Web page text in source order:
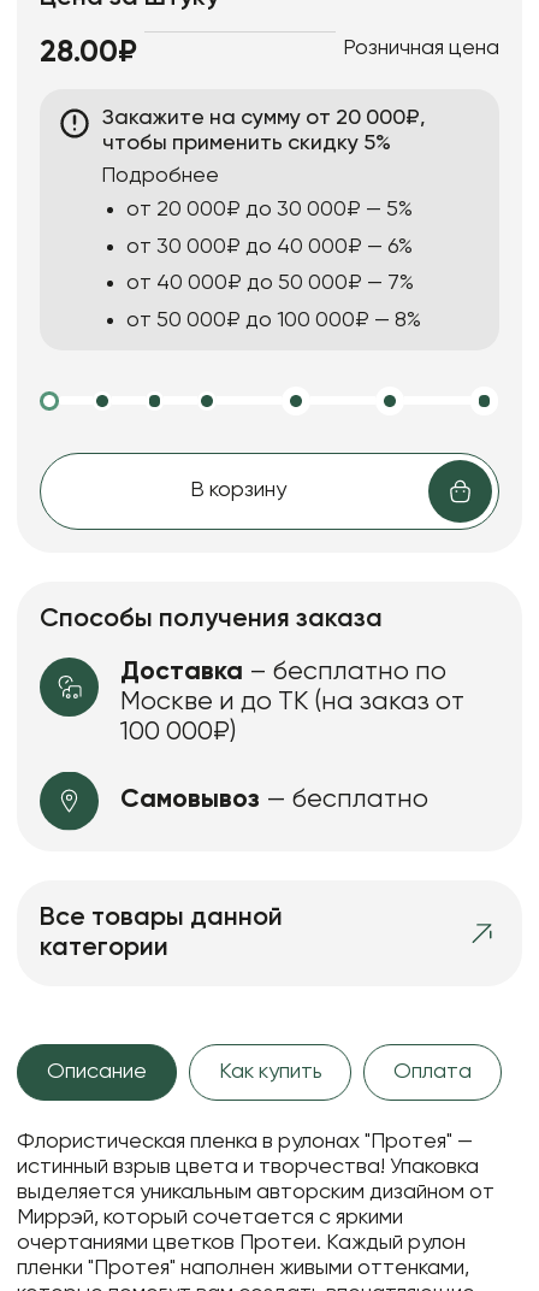
28.00₽ Розничная цена
Закажите на сумму от 20 000₽,
чтобы применить скидку 5%
Подробнее
от 20 000₽ до 30 000₽ — 5%
от 30 000₽ до 40 000₽ — 6%
от 40 000₽ до 50 000₽ — 7%
от 50 000₽ до 100 000₽ — 8%
В корзину
Способы получения заказа
Доставка – бесплатно по
Москве и до ТК (на заказ от
100 000₽)
Самовывоз — бесплатно
Все товары данной
категории
Описание Как купить Оплата
Флористическая пленка в рулонах "Протея" —
истинный взрыв цвета и творчества! Упаковка
выделяется уникальным авторским дизайном от
Миррэй, который сочетается с яркими
очертаниями цветков Протеи. Каждый рулон
пленки "Протея" наполнен живыми оттенками,